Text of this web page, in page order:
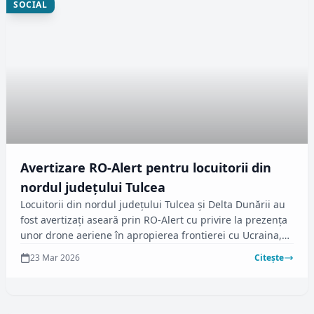
SOCIAL
Avertizare RO-Alert pentru locuitorii din
nordul județului Tulcea
Locuitorii din nordul județului Tulcea și Delta Dunării au
fost avertizați aseară prin RO-Alert cu privire la prezența
unor drone aeriene în apropierea frontierei cu Ucraina,
conform Ministerului Apărării Naționale. Incidentul a
avut loc în jurul orei 20:50 când două aeronave
23 Mar 2026 Citește